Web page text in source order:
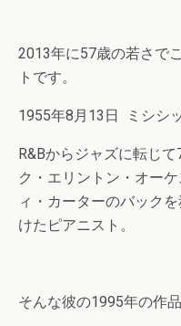
2013年に57歳の若さで
トです。
1955年8月13日 ミシシ
R&Bからジャズに転じ
ク・エリントン・オー
ィ・カーターのバック
けたピアニスト。
そんな彼の1995年の作